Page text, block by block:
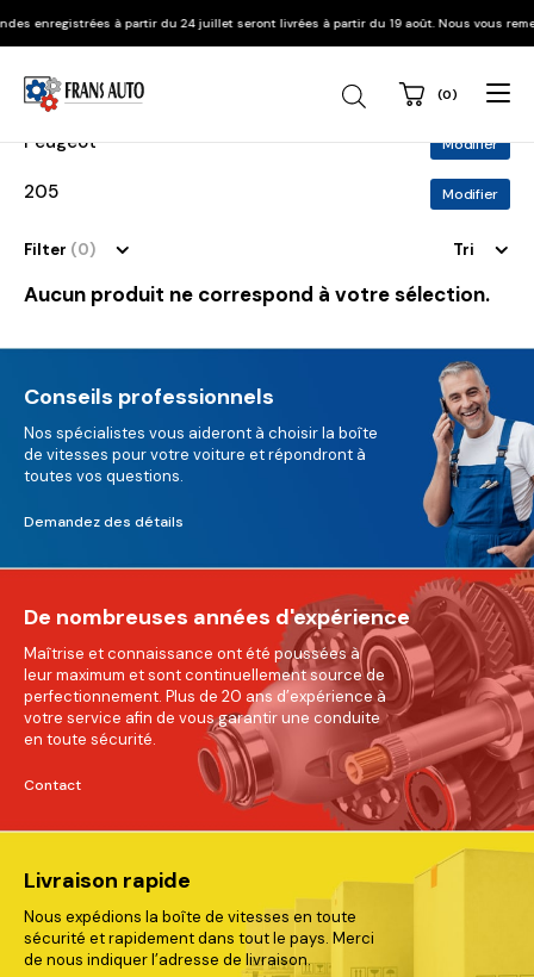
enregistrées à partir du 24 juillet seront livrées à partir du 19 août. Nous vous
Recherche
produits
(0)
Peugeot Modifier
205 Modifier
Filter (0) Tri
Aucun produit ne correspond à votre sélection.
Conseils professionnels
Nos spécialistes vous aideront à choisir la boîte
de vitesses pour votre voiture et répondront à
toutes vos questions.
Demandez des détails
De nombreuses années d'expérience
Maîtrise et connaissance ont été poussées à
leur maximum et sont continuellement source de
perfectionnement. Plus de 20 ans d’expérience à
votre service afin de vous garantir une conduite
en toute sécurité.
Contact
Livraison rapide
Nous expédions la boîte de vitesses en toute
sécurité et rapidement dans tout le pays. Merci
de nous indiquer l’adresse de livraison.